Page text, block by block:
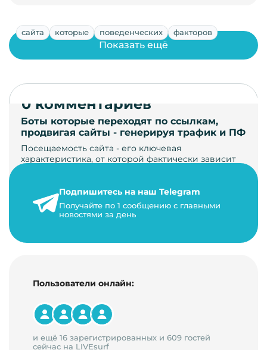
сайта которые поведенческих факторов
Боты которые переходят по ссылкам,
продвигая сайты - генерируя трафик и ПФ
Посещаемость сайта - его ключевая
характеристика, от которой фактически зависит
22 мая 2024 г.
9 минут на чтение
Показать ещё
0 комментариев
Подпишитесь на наш Telegram
Получайте по 1 сообщению с главными
новостями за день
Пользователи онлайн:
и ещё 16 зарегистрированных и 609 гостей
сейчас на LIVEsurf